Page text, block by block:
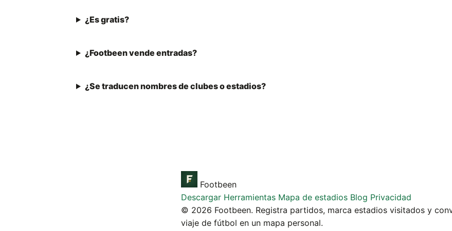
¿Es gratis?
¿Footbeen vende entradas?
¿Se traducen nombres de clubes o estadios?
Footbeen
Descargar Herramientas Mapa de estadios Blog Privacidad
© 2026 Footbeen. Registra partidos, marca estadios visitados y
viaje de fútbol en un mapa personal.